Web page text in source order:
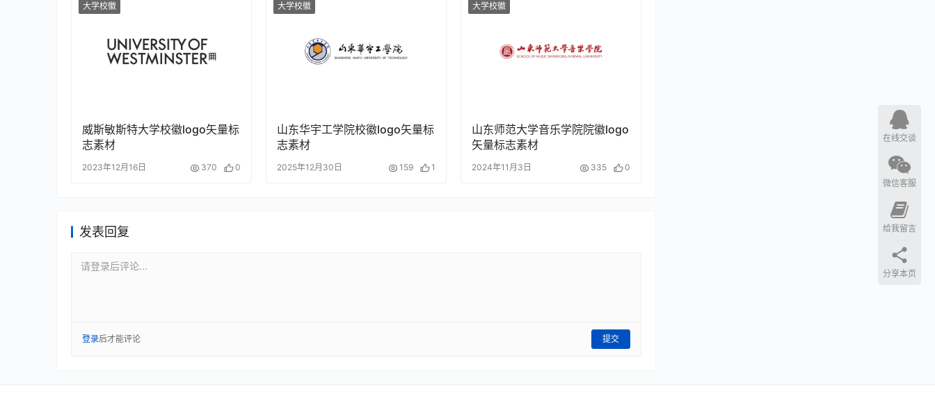
大学校徽
威斯敏斯特大学校徽logo矢量标
志素材
2023年12月16日 370 0
大学校徽
山东华宇工学院校徽logo矢量标
志素材
2025年12月30日 159 1
大学校徽
山东师范大学音乐学院院徽logo
矢量标志素材
2024年11月3日 335 0
发表回复
请登录后评论...
登录后才能评论 提交
在线交谈
微信客服
给我留言
分享本页